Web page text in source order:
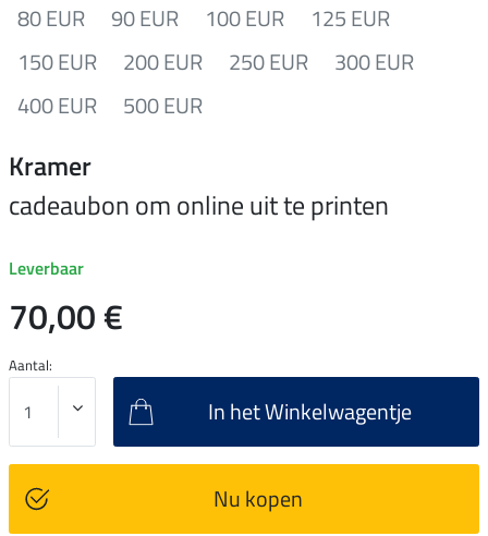
80 EUR
90 EUR 100 EUR
125 EUR
150 EUR
200 EUR 250 EUR
300 EUR
400 EUR
500 EUR
Kramer
cadeaubon om online uit te printen
Leverbaar
70,00 €
Aantal:
In het Winkelwagentje
Nu kopen